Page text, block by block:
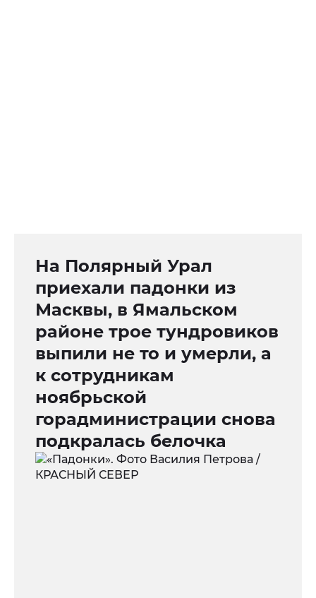
На Полярный Урал
приехали падонки из
Масквы, в Ямальском
районе трое тундровиков
выпили не то и умерли, а
к сотрудникам
ноябрьской
горадминистрации снова
подкралась белочка